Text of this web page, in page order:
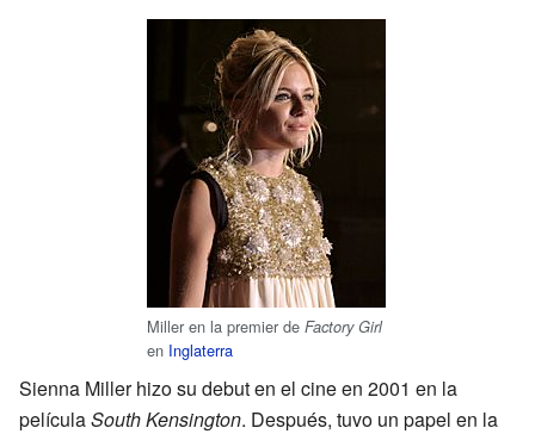
Miller en la premier de Factory Girl
en Inglaterra
Sienna Miller hizo su debut en el cine en 2001 en la
películaSouth Kensington. Después, tuvo un papel en la